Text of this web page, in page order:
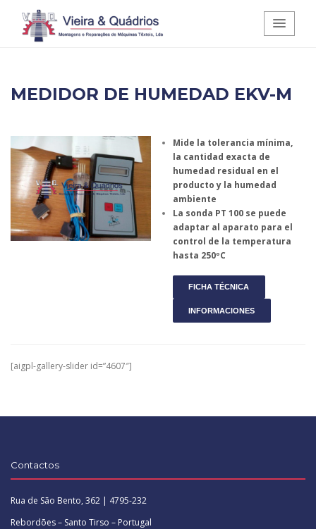
Vieira e Quádrios - Montagens e
Reparações de Máquinas Têxteis,
Lda.
MEDIDOR DE HUMEDAD EKV-M
Mide la tolerancia mínima,
la cantidad exacta de
humedad residual en el
producto y la humedad
ambiente
La sonda PT 100 se puede
adaptar al aparato para el
control de la temperatura
hasta 250ºC
FICHA TÉCNICA
INFORMACIONES
[aigpl-gallery-slider id=”4607″]
Contactos
Rua de São Bento, 362 | 4795-232
Rebordões – Santo Tirso – Portugal